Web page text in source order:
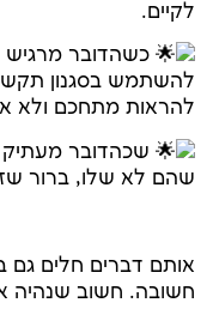
לקיים.
כשהדובר
להשתמש בסגנון
להראות מתחכם ולא
שכהדובר
שהם לא שלו, ברור
אותם דברים חלים גם
חשובה. חשוב שנהיה